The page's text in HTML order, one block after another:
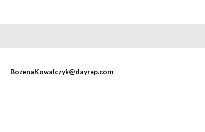
BozenaKowalczyk@dayrep.com